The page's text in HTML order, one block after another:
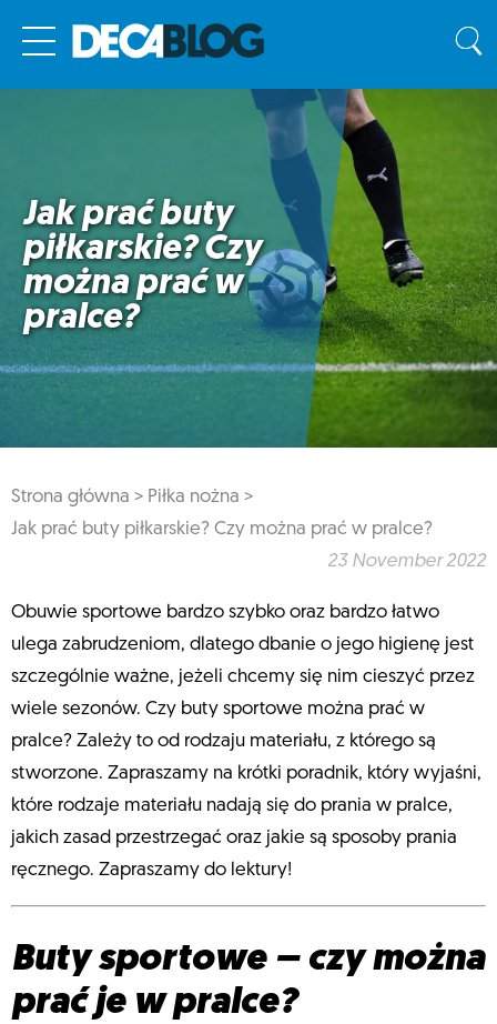
Jak prać buty
piłkarskie? Czy
można prać w
pralce?
Strona główna > Piłka nożna >
Jak prać buty piłkarskie? Czy można prać w pralce?
23 November 2022
Obuwie sportowe bardzo szybko oraz bardzo łatwo
ulega zabrudzeniom, dlatego dbanie o jego higienę jest
szczególnie ważne, jeżeli chcemy się nim cieszyć przez
wiele sezonów. Czy buty sportowe można prać w
pralce? Zależy to od rodzaju materiału, z którego są
stworzone. Zapraszamy na krótki poradnik, który wyjaśni,
które rodzaje materiału nadają się do prania w pralce,
jakich zasad przestrzegać oraz jakie są sposoby prania
ręcznego. Zapraszamy do lektury!
Buty sportowe – czy można
prać je w pralce?